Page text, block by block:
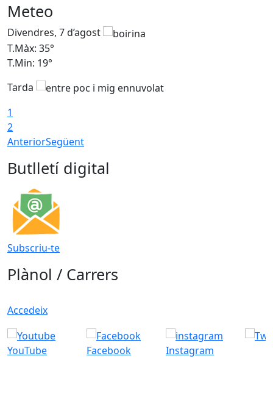
Meteo
Divendres, 7 d’agost
T.Màx: 35°
T.Min: 19°
Tarda
1
2
AnteriorSegüent
Butlletí digital
Subscriu-te
Plànol / Carrers
Accedeix
YouTube Facebook Instagram